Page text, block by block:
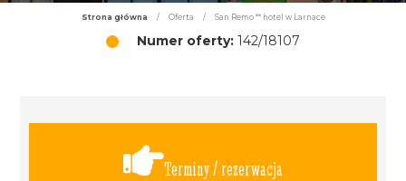
Strona główna / Oferta / San Remo ** hotel w Larnace
Numer oferty: 142/18107
Terminy / rezerwacja